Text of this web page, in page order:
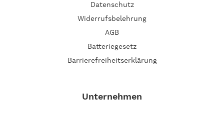
Datenschutz
Widerrufsbelehrung
AGB
Batteriegesetz
Barrierefreiheitserklärung
Unternehmen